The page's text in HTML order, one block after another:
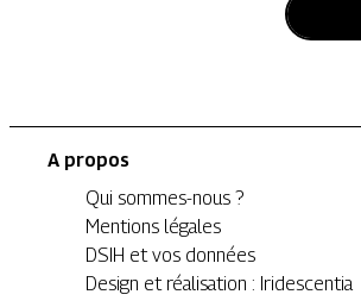
A propos
Qui sommes-nous ?
Mentions légales
DSIH et vos données
Design et réalisation : Iridescentia